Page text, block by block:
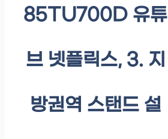
85TU700D 유튜
브 넷플릭스, 3. 지
방권역 스탠드 설